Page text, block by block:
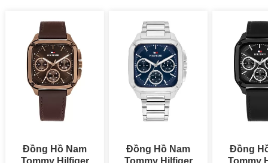
Đồng Hồ Nam
Đồng Hồ Nam
Đồng